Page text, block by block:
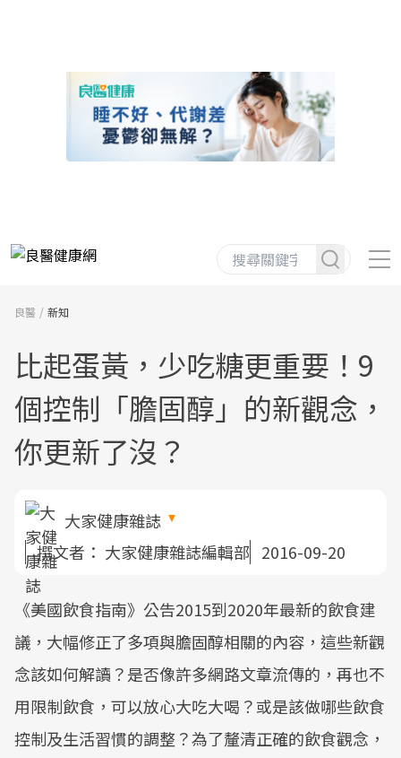
良醫 新知
比起蛋黃，少吃糖更重要！9
個控制「膽固醇」的新觀念，
你更新了沒？
大家健康雜誌
撰文者： 大家健康雜誌編輯部 2016-09-20
《美國飲食指南》公告2015到2020年最新的飲食建
議，大幅修正了多項與膽固醇相關的內容，這些新觀
念該如何解讀？是否像許多網路文章流傳的，再也不
用限制飲食，可以放心大吃大喝？或是該做哪些飲食
控制及生活習慣的調整？為了釐清正確的飲食觀念，